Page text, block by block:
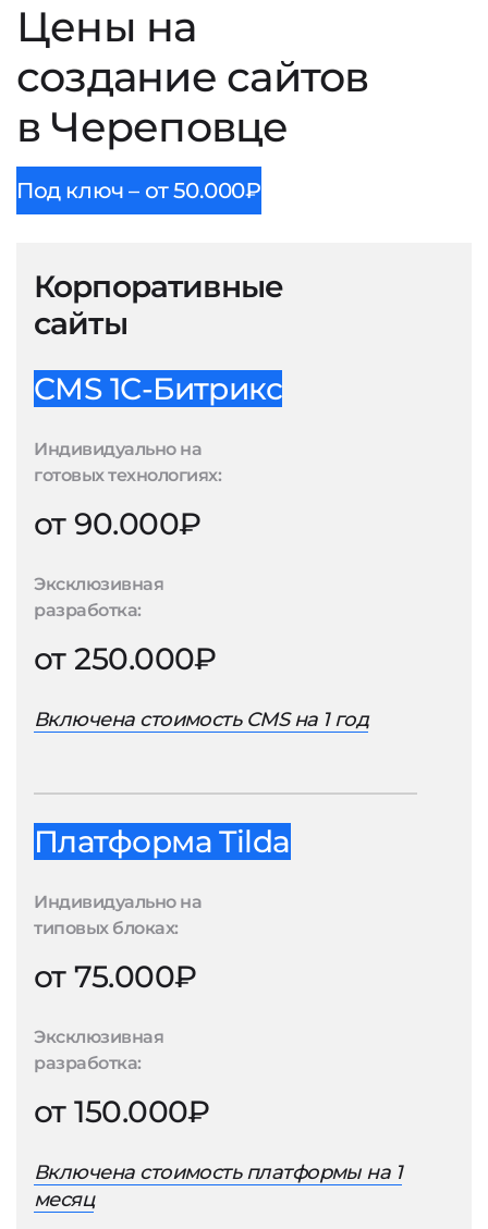
Цены на
создание сайтов
в Череповце
Под ключ – от 50.000₽
Корпоративные
сайты
CMS 1С-Битрикс
Индивидуально на
готовых технологиях:
от 90.000₽
Эксклюзивная
разработка:
от 250.000₽
Включена стоимость CMS на 1 год
Платформа Tilda
Индивидуально на
типовых блоках:
от 75.000₽
Эксклюзивная
разработка:
от 150.000₽
Включена стоимость платформы на 1
месяц